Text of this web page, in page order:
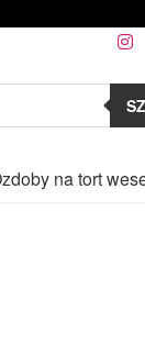
na tort